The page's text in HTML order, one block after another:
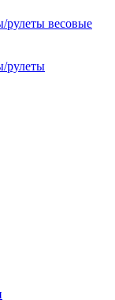
весовые
рулеты